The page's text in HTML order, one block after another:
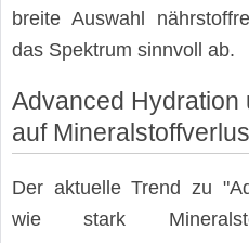
breite Auswahl
das Spektrum sinnvoll ab.
Advanced Hydration
auf
Der aktuelle Trend zu
wie stark